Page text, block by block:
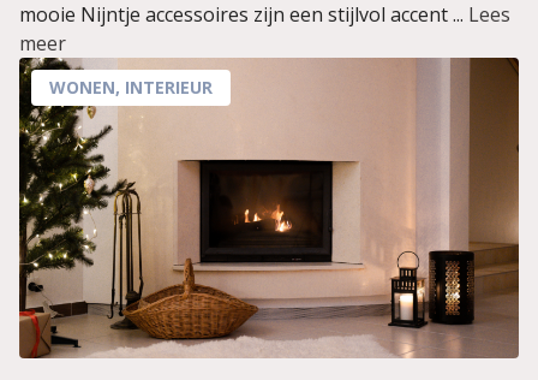
mooie Nijntje accessoires zijn een stijlvol accent ... Lees
meer
WONEN, INTERIEUR